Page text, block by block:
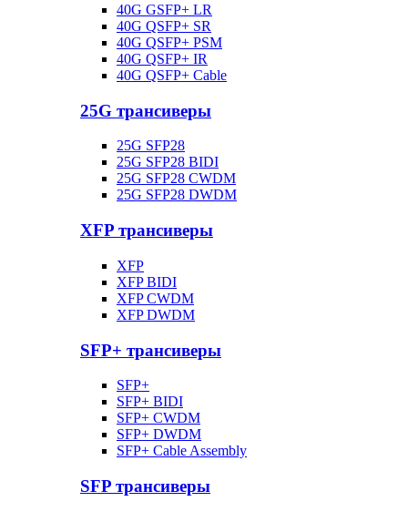
40G GSFP+ LR
40G QSFP+ SR
40G QSFP+ PSM
40G QSFP+ IR
40G QSFP+ Cable
25G трансиверы
25G SFP28
25G SFP28 BIDI
25G SFP28 CWDM
25G SFP28 DWDM
XFP трансиверы
XFP
XFP BIDI
XFP CWDM
XFP DWDM
SFP+ трансиверы
SFP+
SFP+ BIDI
SFP+ CWDM
SFP+ DWDM
SFP+ Cable Assembly
SFP трансиверы